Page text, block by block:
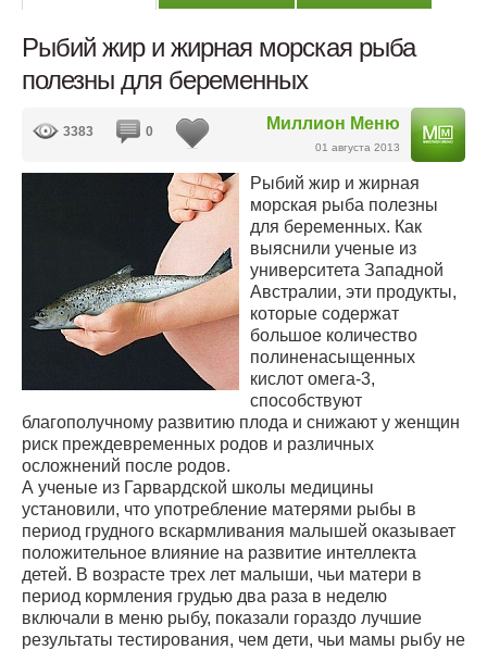
Рыбий жир и жирная морская рыба
полезны для беременных
Миллион Меню
01 августа 2013
3383 0
Рыбий жир и жирная
морская рыба полезны
для беременных. Как
выяснили ученые из
университета Западной
Австралии, эти продукты,
которые содержат
большое количество
полиненасыщенных
кислот омега-3,
способствуют
благополучному развитию плода и снижают у женщин
риск преждевременных родов и различных
осложнений после родов.
А ученые из Гарвардской школы медицины
установили, что употребление матерями рыбы в
период грудного вскармливания малышей оказывает
положительное влияние на развитие интеллекта
детей. В возрасте трех лет малыши, чьи матери в
период кормления грудью два раза в неделю
включали в меню рыбу, показали гораздо лучшие
результаты тестирования, чем дети, чьи мамы рыбу не